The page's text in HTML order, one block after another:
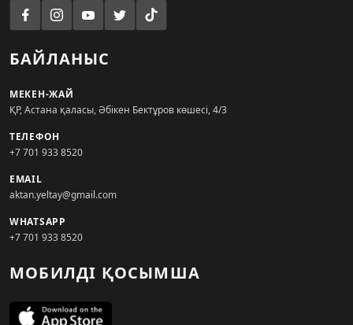
БАЙЛАНЫС
МЕКЕН-ЖАЙ
ҚР, Астана қаласы, Әбікен Бектұров көшесі, 4/3
ТЕЛЕФОН
+7 701 933 8520
EMAIL
aktan.yeltay@gmail.com
WHATSAPP
+7 701 933 8520
МОБИЛДІ ҚОСЫМША